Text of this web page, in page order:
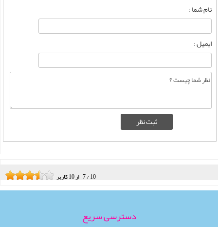
نام شما :
ایمیل :
7/10 از10کاربر
دسترسی سریع